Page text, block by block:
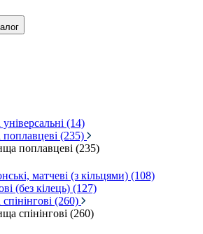
(14)
(235)
поплавцеві (235)
матчеві (з кільцями) (108)
(без кілець) (127)
(260)
спінінгові (260)